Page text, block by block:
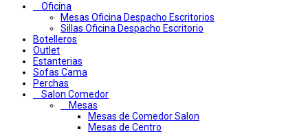
Oficina
Mesas Oficina Despacho Escritorios
Sillas Oficina Despacho Escritorio
Botelleros
Outlet
Estanterias
Sofas Cama
Perchas
Salon Comedor
Mesas
Mesas de Comedor Salon
Mesas de Centro